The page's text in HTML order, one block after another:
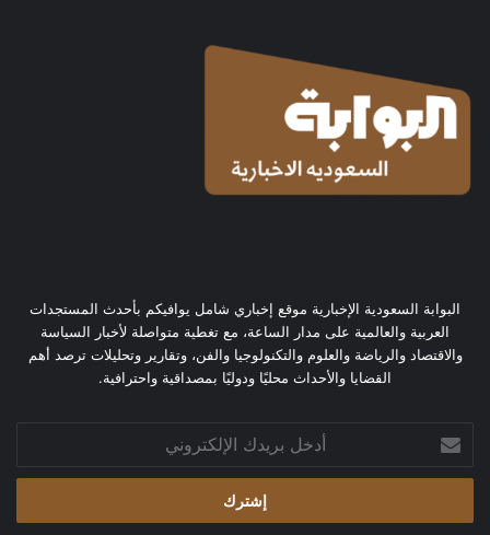
البوابة السعودية الإخبارية موقع إخباري شامل يوافيكم بأحدث المستجدات
العربية والعالمية على مدار الساعة، مع تغطية متواصلة لأخبار السياسة
والاقتصاد والرياضة والعلوم والتكنولوجيا والفن، وتقارير وتحليلات ترصد أهم
القضايا والأحداث محليًا ودوليًا بمصداقية واحترافية.
بريدك
الإلكتروني